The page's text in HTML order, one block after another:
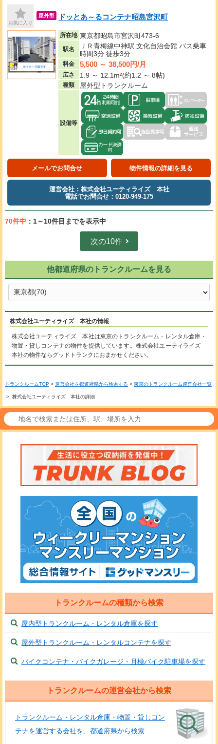
お気に入り
屋外型 ドッとあ～るコンテナ昭島宮沢町
所在地 東京都昭島市宮沢町473-6
駅名
ＪＲ青梅線中神駅 文化自治会館 バス乗車
時間3分 徒歩3分
料金 5,500 ～ 38,500円/月
広さ 1.9 ～ 12.1m²(約1.2 ～ 8帖)
種類 屋外型トランクルーム
設備等
メールでお問合せ 物件情報の詳細を見る
運営会社：株式会社ユーティライズ 本社
電話でお問合せ：0120-949-175
70件中 ：1～10件目までを表示中
次の10件
他都道府県のトランクルームを見る
株式会社ユーティライズ 本社の情報
株式会社ユーティライズ 本社は東京のトランクルーム・レンタル倉庫・
物置・貸しコンテナの物件を提供しています。株式会社ユーティライズ
本社の物件ならグッドトランクにおまかせください。
トランクルームTOP > 運営会社を都道府県から検索する > 東京のトランクルーム運営会社一覧
> 株式会社ユーティライズ 本社の詳細
トランクルームの種類から検索
屋内型トランクルーム・レンタル倉庫を探す
屋外型トランクルーム・レンタルコンテナを探す
バイクコンテナ・バイクガレージ・月極バイク駐車場を探す
トランクルームの運営会社から検索
トランクルーム・レンタル倉庫・物置・貸しコン
テナを運営する会社を、都道府県から検索